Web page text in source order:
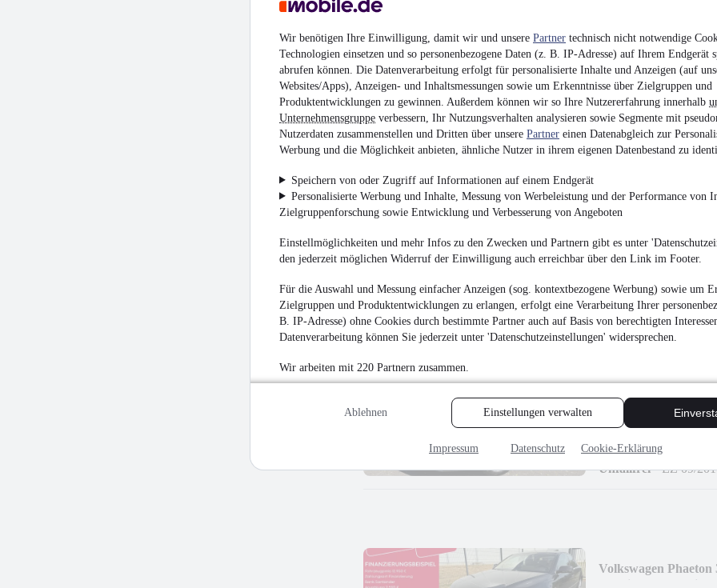
Wir benötigen Ihre Einwilligung, damit wir und unsere Partner technisch nicht notwendige
Technologien einsetzen und so personenbezogene Daten (z. B. IP-Adresse) auf Ihrem Endgerät
abrufen können. Die Datenverarbeitung erfolgt für personalisierte Inhalte und Anzeigen (auf
Websites/Apps), Anzeigen- und Inhaltsmessungen sowie um Erkenntnisse über Zielgruppen und
Produktentwicklungen zu gewinnen. Außerdem können wir so Ihre Nutzererfahrung innerhalb
Unternehmensgruppe verbessern, Ihr Nutzungsverhalten analysieren sowie Segmente mit
Nutzerdaten zusammenstellen und Dritten über unsere Partner einen Datenabgleich zur
Werbung und die Möglichkeit anbieten, ähnliche Nutzer in ihrem eigenen Datenbestand zu
Speichern von oder Zugriff auf Informationen auf einem Endgerät
Personalisierte Werbung und Inhalte, Messung von Werbeleistung und der Performance von
Zielgruppenforschung sowie Entwicklung und Verbesserung von Angeboten
Einstellmöglichkeiten und mehr Infos zu den Zwecken und Partnern gibt es unter
den jederzeit möglichen Widerruf der Einwilligung auch erreichbar über den Link im Footer.
Für die Auswahl und Messung einfacher Anzeigen (sog. kontextbezogene Werbung) sowie um
Zielgruppen und Produktentwicklungen zu erlangen, erfolgt eine Verarbeitung Ihrer
B. IP-Adresse) ohne Cookies durch bestimmte Partner auch auf Basis von berechtigten
Datenverarbeitung können Sie jederzeit unter 'Datenschutzeinstellungen' widersprechen.
Wir arbeiten mit 220 Partnern zusammen.
Ablehnen Einstellungen verwalten
Impressum Datenschutz Cookie-Erklärung
34.990 €
612 €
Unfallfrei• EZ 01/
Ford Fiesta 1.0
5.750 €
Finanzierung ab 53 € mtl.
Unfallfrei•EZ 02/
Ford Fiesta Titanium
5.750 €
Finanzierung ab
Unfallfrei•EZ 09/
Volkswagen